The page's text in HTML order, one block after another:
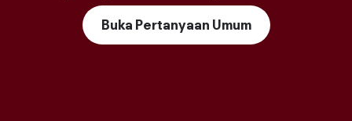
Buka Pertanyaan Umum